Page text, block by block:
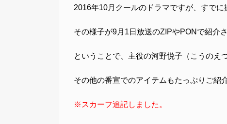
2016年10月クールのドラマですが、すで
その様子が9月1日放送のZIPやPONで紹介さ
ということで、主役の河野悦子（こうのえ
その他の番宣でのアイテムもたっぷりご紹
※スカーフ追記しました。